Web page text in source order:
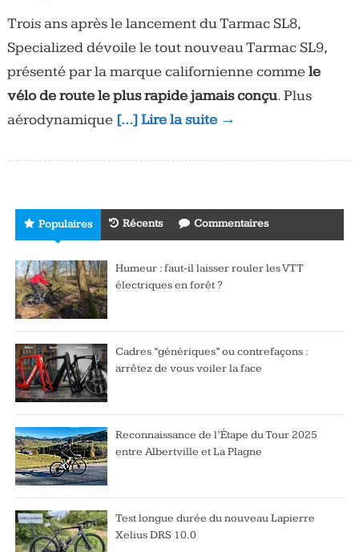
Trois ans après le lancement du Tarmac SL8,
Specialized dévoile le tout nouveau Tarmac SL9,
présenté par la marque californienne commele
vélo de route le plus rapide jamais conçu. Plus
aérodynamique […] Lire la suite →
Populaires Récents Commentaires
Humeur : faut-il laisser rouler les VTT
électriques en forêt ?
Cadres “génériques” ou contrefaçons :
arrêtez de vous voiler la face
Reconnaissance de l’Étape du Tour 2025
entre Albertville et La Plagne
Test longue durée du nouveau Lapierre
Xelius DRS 10.0